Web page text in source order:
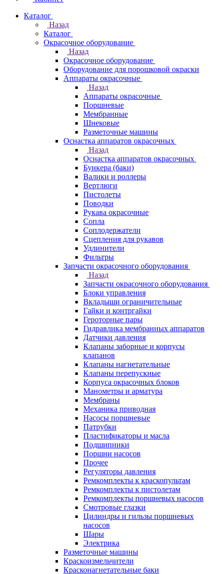
Каталог
Назад
Каталог
Окрасочное оборудование
Назад
Окрасочное оборудование
Оборудование для порошковой окраски
Аппараты окрасочные
Назад
Аппараты окрасочные
Поршневые
Мембранные
Шнековые
Разметочные машины
Оснастка аппаратов окрасочных
Назад
Оснастка аппаратов окрасочных
Бункера (баки)
Валики и роллеры
Вертлюги
Пистолеты
Поводки
Рукава окрасочные
Сопла
Соплодержатели
Сцепления для рукавов
Удлинители
Фильтры
Запчасти окрасочного оборудования
Назад
Запчасти окрасочного оборудования
Блоки управления
Вкладыши ограничительные
Гайки и контргайки
Героторные пары
Гидравлика мембранных аппаратов
Датчики давления
Клапаны заборные и корпусы
клапанов
Клапаны нагнетательные
Клапаны перепускные
Корпуса окрасочных блоков
Манометры и арматура
Мембраны
Механика приводная
Насосы поршневые
Патрубки
Пластификаторы и масла
Подшипники
Поршни насосов
Прочее
Регуляторы давления
Ремкомплекты к краскопультам
Ремкомплекты к пистолетам
Ремкомплекты поршневых насосов
Смотровые глазки
Цилиндры и гильзы поршневых
насосов
Шары
Электрика
Разметочные машины
Краскоизмельчители
Красконагнетательные баки